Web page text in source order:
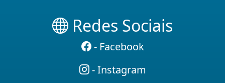
Redes Sociais
- Facebook
- Instagram